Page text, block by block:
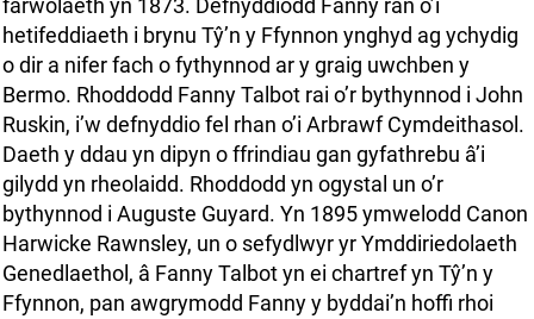
farwolaeth yn 1873. Defnyddiodd Fanny ran o’i
hetifeddiaeth i brynu Tŷ’n y Ffynnon ynghyd ag ychydig
o dir a nifer fach o fythynnod ar y graig uwchben y
Bermo. Rhoddodd Fanny Talbot rai o’r bythynnod i John
Ruskin, i’w defnyddio fel rhan o’i Arbrawf Cymdeithasol.
Daeth y ddau yn dipyn o ffrindiau gan gyfathrebu â’i
gilydd yn rheolaidd. Rhoddodd yn ogystal un o’r
bythynnod i Auguste Guyard. Yn 1895 ymwelodd Canon
Harwicke Rawnsley, un o sefydlwyr yr Ymddiriedolaeth
Genedlaethol, â Fanny Talbot yn ei chartref yn Tŷ’n y
Ffynnon, pan awgrymodd Fanny y byddai’n hoffi rhoi